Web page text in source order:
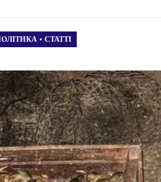
• СТАТТІ